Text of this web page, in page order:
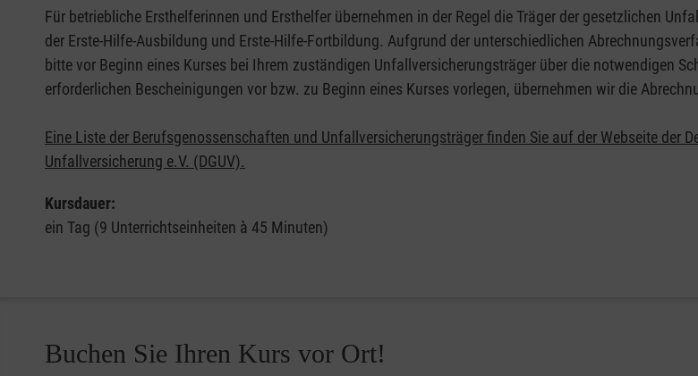
Für betriebliche Ersthelferinnen und Ersthelfer übernehmen in der Regel die Träger der gesetzlichen
der Erste-Hilfe-Ausbildung und Erste-Hilfe-Fortbildung. Aufgrund der unterschiedlichen
bitte vor Beginn eines Kurses bei Ihrem zuständigen Unfallversicherungsträger über die notwendigen
erforderlichen Bescheinigungen vor bzw. zu Beginn eines Kurses vorlegen, übernehmen wir die
Eine Liste der Berufsgenossenschaften und Unfallversicherungsträger finden Sie auf der Webseite der
Unfallversicherung e.V. (DGUV).
Kursdauer:
ein Tag (9 Unterrichtseinheiten à 45 Minuten)
Buchen Sie Ihren Kurs vor Ort!